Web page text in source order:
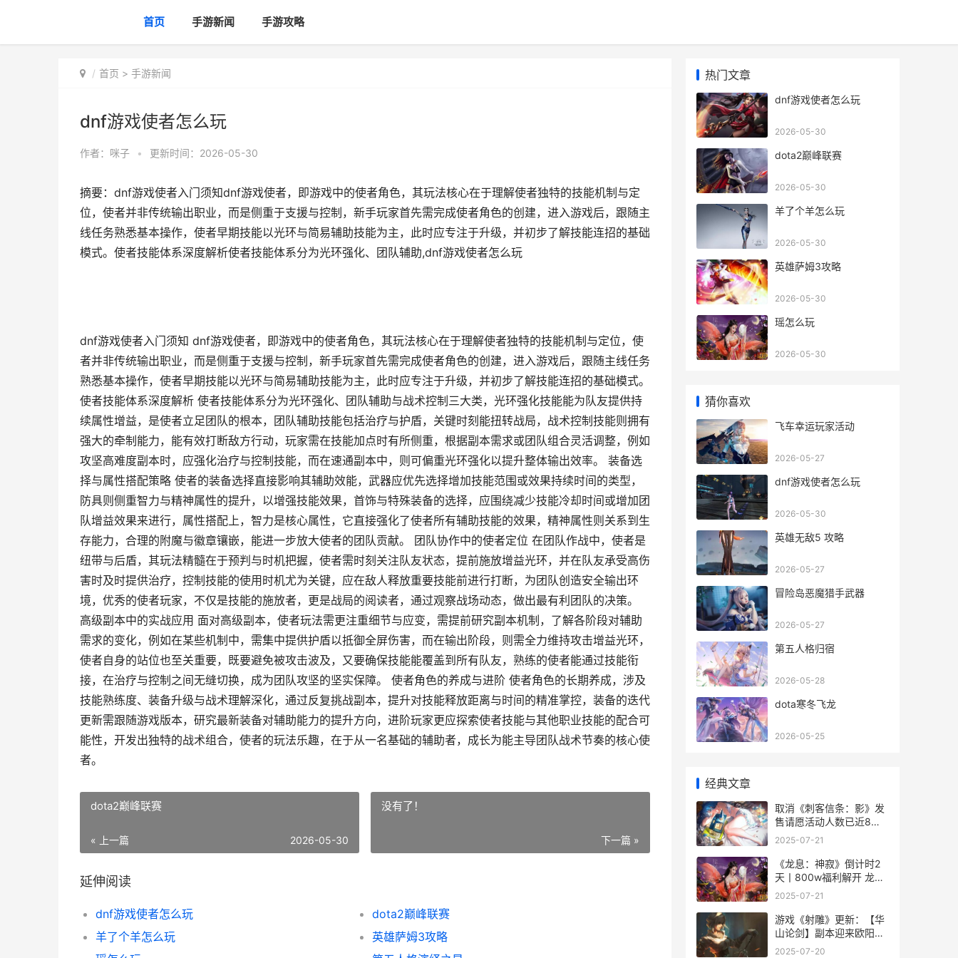
首页 手游新闻 手游攻略
首页 > 手游新闻
dnf游戏使者怎么玩
作者： 咪子 • 更新时间：2026-05-30
摘要：dnf游戏使者入门须知dnf游戏使者，即游戏中的使者角色，其玩法核心在于理解使者独特的技能机制与定
位，使者并非传统输出职业，而是侧重于支援与控制，新手玩家首先需完成使者角色的创建，进入游戏后，跟随主
线任务熟悉基本操作，使者早期技能以光环与简易辅助技能为主，此时应专注于升级，并初步了解技能连招的基础
模式。使者技能体系深度解析使者技能体系分为光环强化、团队辅助,dnf游戏使者怎么玩
dnf游戏使者入门须知 dnf游戏使者，即游戏中的使者角色，其玩法核心在于理解使者独特的技能机制与定位，使
者并非传统输出职业，而是侧重于支援与控制，新手玩家首先需完成使者角色的创建，进入游戏后，跟随主线任务
熟悉基本操作，使者早期技能以光环与简易辅助技能为主，此时应专注于升级，并初步了解技能连招的基础模式。
使者技能体系深度解析 使者技能体系分为光环强化、团队辅助与战术控制三大类，光环强化技能能为队友提供持
续属性增益，是使者立足团队的根本，团队辅助技能包括治疗与护盾，关键时刻能扭转战局，战术控制技能则拥有
强大的牵制能力，能有效打断敌方行动，玩家需在技能加点时有所侧重，根据副本需求或团队组合灵活调整，例如
攻坚高难度副本时，应强化治疗与控制技能，而在速通副本中，则可偏重光环强化以提升整体输出效率。 装备选
择与属性搭配策略 使者的装备选择直接影响其辅助效能，武器应优先选择增加技能范围或效果持续时间的类型，
防具则侧重智力与精神属性的提升，以增强技能效果，首饰与特殊装备的选择，应围绕减少技能冷却时间或增加团
队增益效果来进行，属性搭配上，智力是核心属性，它直接强化了使者所有辅助技能的效果，精神属性则关系到生
存能力，合理的附魔与徽章镶嵌，能进一步放大使者的团队贡献。 团队协作中的使者定位 在团队作战中，使者是
纽带与后盾，其玩法精髓在于预判与时机把握，使者需时刻关注队友状态，提前施放增益光环，并在队友承受高伤
害时及时提供治疗，控制技能的使用时机尤为关键，应在敌人释放重要技能前进行打断，为团队创造安全输出环
境，优秀的使者玩家，不仅是技能的施放者，更是战局的阅读者，通过观察战场动态，做出最有利团队的决策。
高级副本中的实战应用 面对高级副本，使者玩法需更注重细节与应变，需提前研究副本机制，了解各阶段对辅助
需求的变化，例如在某些机制中，需集中提供护盾以抵御全屏伤害，而在输出阶段，则需全力维持攻击增益光环，
使者自身的站位也至关重要，既要避免被攻击波及，又要确保技能能覆盖到所有队友，熟练的使者能通过技能衔
接，在治疗与控制之间无缝切换，成为团队攻坚的坚实保障。 使者角色的养成与进阶 使者角色的长期养成，涉及
技能熟练度、装备升级与战术理解深化，通过反复挑战副本，提升对技能释放距离与时间的精准掌控，装备的迭代
更新需跟随游戏版本，研究最新装备对辅助能力的提升方向，进阶玩家更应探索使者技能与其他职业技能的配合可
能性，开发出独特的战术组合，使者的玩法乐趣，在于从一名基础的辅助者，成长为能主导团队战术节奏的核心使
者。
dota2巅峰联赛
« 上一篇 2026-05-30
没有了！
下一篇 »
延伸阅读
dnf游戏使者怎么玩
dota2巅峰联赛
羊了个羊怎么玩
英雄萨姆3攻略
热门文章
dnf游戏使者怎么玩
2026-05-30
dota2巅峰联赛
2026-05-30
羊了个羊怎么玩
2026-05-30
英雄萨姆3攻略
2026-05-30
瑶怎么玩
2026-05-30
猜你喜欢
飞车幸运玩家活动
2026-05-27
dnf游戏使者怎么玩
2026-05-30
英雄无敌5 攻略
2026-05-27
冒险岛恶魔猎手武器
2026-05-27
第五人格归宿
2026-05-28
dota寒冬飞龙
2026-05-25
经典文章
取消《刺客信条：影》发
售请愿活动人数已近8万
人！_ 刺客信条新消息
2025-07-21
《龙息：神寂》倒计时2
天丨800w福利解开 龙息
神寂攻略
2025-07-21
游戏《射雕》更新：【华
山论剑】副本迎来欧阳锋
游戏射雕三部曲
2025-07-20